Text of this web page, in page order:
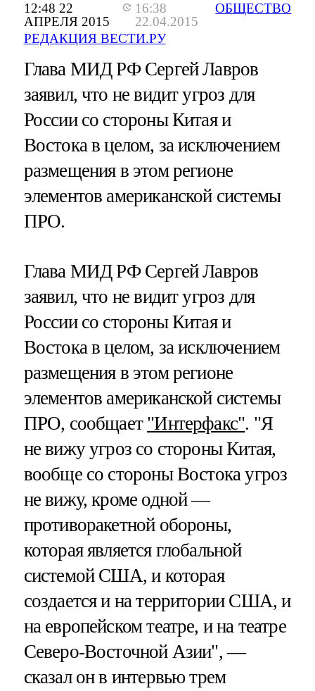
12:48 22
АПРЕЛЯ 2015
16:38
22.04.2015
РЕДАКЦИЯ ВЕСТИ.РУ
ОБЩЕСТВО
Глава МИД РФ Сергей Лавров
заявил, что не видит угроз для
России со стороны Китая и
Востока в целом, за исключением
размещения в этом регионе
элементов американской системы
ПРО.
Глава МИД РФ Сергей Лавров
заявил, что не видит угроз для
России со стороны Китая и
Востока в целом, за исключением
размещения в этом регионе
элементов американской системы
ПРО, сообщает "Интерфакс". "Я
не вижу угроз со стороны Китая,
вообще со стороны Востока угроз
не вижу, кроме одной —
противоракетной обороны,
которая является глобальной
системой США, и которая
создается и на территории США, и
на европейском театре, и на театре
Северо-Восточной Азии", —
сказал он в интервью трем